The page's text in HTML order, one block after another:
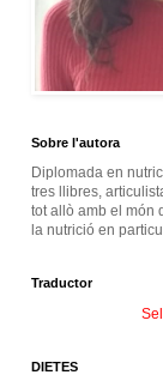
Sobre l'autora
Diplomada en
tres llibres,
tot allò amb el món
la nutrició en
Traductor
DIETES